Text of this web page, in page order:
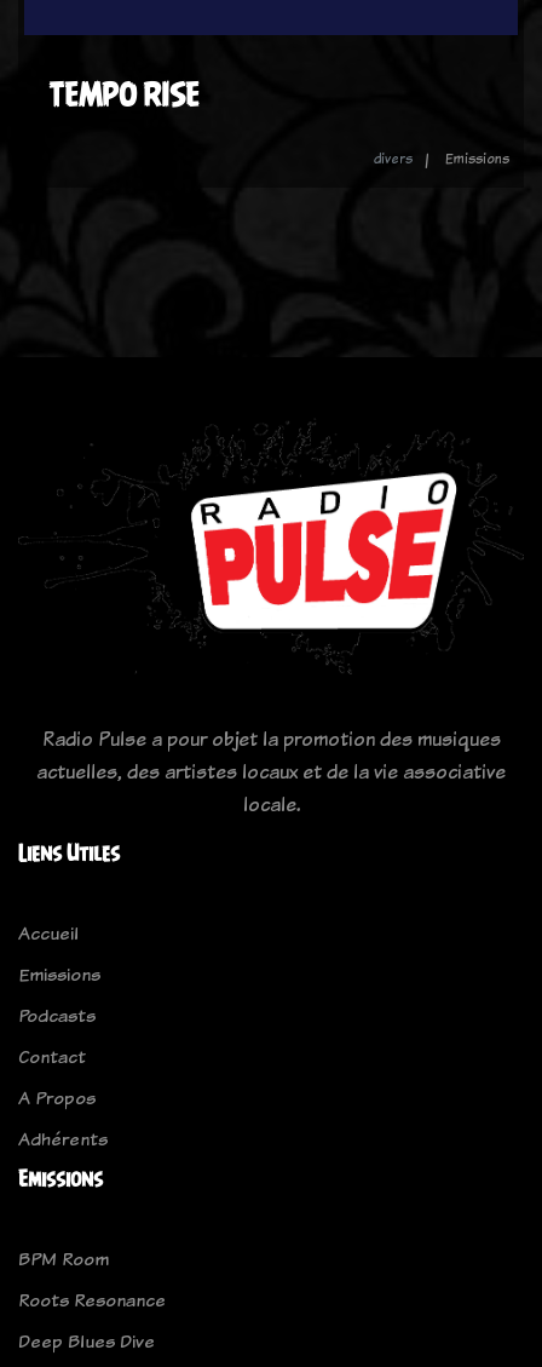
TEMPO RISE
divers Emissions
Radio Pulse a pour objet la promotion des musiques
actuelles, des artistes locaux et de la vie associative
locale.
Liens Utiles
Accueil
Emissions
Podcasts
Contact
A Propos
Adhérents
Emissions
BPM Room
Roots Resonance
Deep Blues Dive